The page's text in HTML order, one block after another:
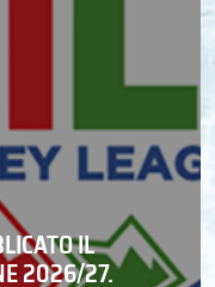
IL
2026/27.